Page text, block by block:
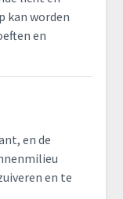
kan worden
en
en de
en te